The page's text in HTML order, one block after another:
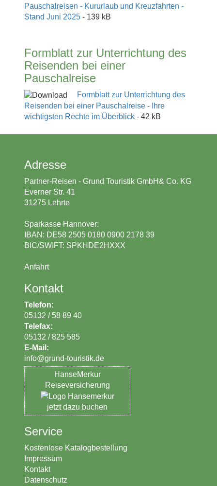
Pauschalreisen - Kururlaub und Kreuzfahrten -
Stand Juni 2025 - 139 kB
Formblatt zur Unterrichtung des
Reisenden bei einer
Pauschalreise
Formblatt zur Unterrichtung des
Reisenden bei einer Pauschalreise - Ihre
wichtigsten Rechte im Überblick - 42 kB
Adresse
Partner-Reisen - Grund Touristik GmbH& Co. KG
Everner Str. 41
31275 Lehrte
Sparkasse Hannover:
IBAN: DE58 2505 0180 0900 2178 39
BIC/SWIFT: SPKHDE2HXXX
Anfahrt
Kontakt
Telefon:
05132 / 58 89 40
Telefax:
05132 / 825 585
E-Mail:
info
_at_
grund-touristik.de
HanseMerkur
Reiseversicherung
jetzt dazu buchen
Service
Kostenlose Katalogbestellung
Impressum
Kontakt
Datenschutz